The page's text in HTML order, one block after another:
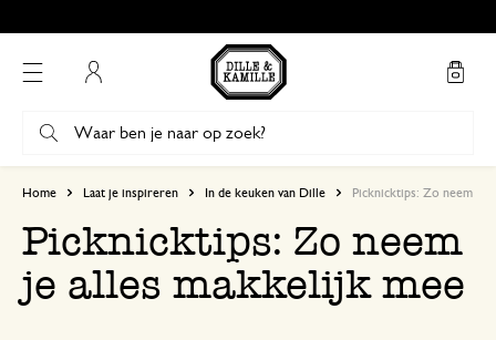
Home Laat je inspireren In de keuken van Dille Picknicktips: Zo neem je
Picknicktips: Zo neem
je alles makkelijk mee